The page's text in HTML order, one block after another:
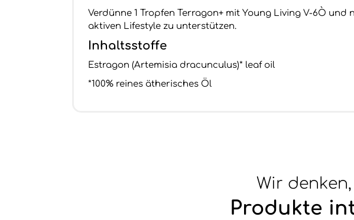
Verdünne 1 Tropfen Terragon+ mit Young Living V-6Ò
aktiven Lifestyle zu unterstützen.
Inhaltsstoffe
Estragon (Artemisia dracunculus)* leaf oil
*100% reines ätherisches Öl
Wir
Produkte